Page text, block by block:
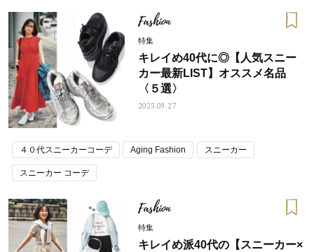
Fashion
特集
キレイめ40代に◎【人気スニー
カー最新LIST】オススメ名品
〈５選〉
2025.09.27
４０代スニーカーコーデ Aging Fashion スニーカー
スニーカー コーデ
Fashion
特集
キレイめ派40代の【スニーカー×